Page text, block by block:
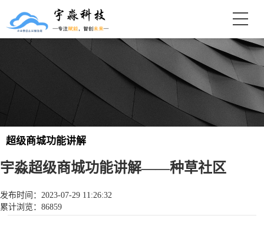
超级商城功能讲解
宇淼超级商城功能讲解——种草社区
发布时间：2023-07-29 11:26:32
累计浏览：86859